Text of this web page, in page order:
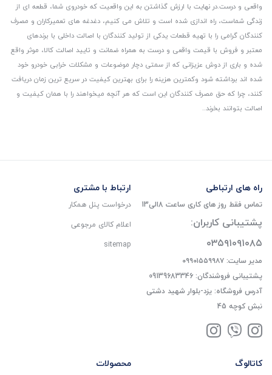
واقعی و درست.در نهایت با ارزش گذاشتن به این واقعیت که خودروی شما، قطعه ای از
زندگی شماست، راه اندازی شده است و تلاش می کنیم، دغدغه های تعمیرکاران و مصرف
کنندگان گرامی را با تهیه قطعات یدکی از تولید کنندگان با اصالت داخلی با برندهای
معتبر و فروش با قیمت واقعی و درست به همراه ضمانت و تایید اصالت کالا، موثر واقع
شده و باری از دوش عزیزانی که از سمتی دچار موضوعات و مشکلات خرابی خودرو خود
شده اند برداشته شود و‌کمترین هزینه را برای بهترین کیفیت در سریع ترین زمان دریافت
کنند، چرا که حق مصرف کنندگان این است که هر آنچه میخواهند را با همان کیفیت و
اصالت بتوانند بخرند..
راه های ارتباطی
تماس فقط روز های کاری ساعت 8الی13
پشتیبانی کاربران:
۰۳۵۹۱۰۹۱۰۸۵
مدیر سایت: ۰۹۹۰۱۵۵۹۹۸۷
پشتیبانی فروشندگان: 09139683346
آدرس فروشگاه: یزد-بلوار شهید دشتی
نبش کوچه 45
ارتباط با مشتری
درخواست پنل همکار
اعلام کالای مرجوعی
sitemap
کاتالوگ محصولات